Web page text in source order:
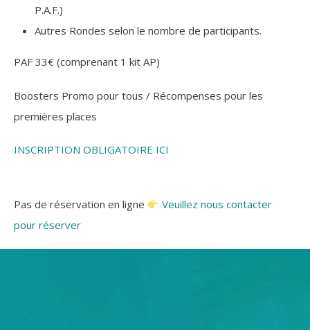
P.A.F.)
Autres Rondes selon le nombre de participants.
PAF 33€ (comprenant 1 kit AP)
Boosters Promo pour tous / Récompenses pour les
premières places
INSCRIPTION OBLIGATOIRE ICI
Pas de réservation en ligne
Veuillez nous contacter
pour réserver